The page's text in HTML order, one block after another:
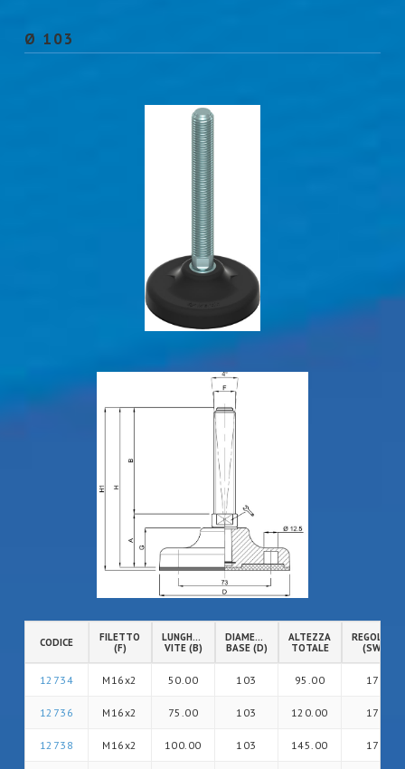
Ø 103
CODICE
FILETTO
(F)
LUNGHEZZA
VITE (B)
DIAMETRO
BASE (D)
ALTEZZA
TOTALE
(SW)
12734 M16x2 50.00 103 95.00 17
12736 M16x2 75.00 103 120.00 17
12738 M16x2 100.00 103 145.00 17